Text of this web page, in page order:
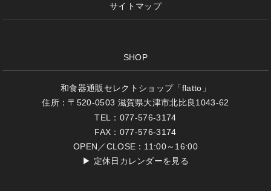
サイトマップ
SHOP
和食器通販セレクトショップ「flatto」
住所：〒520-0503 滋賀県大津市北比良1043-62
TEL：077-576-3174
FAX：077-576-3174
OPEN／CLOSE：11:00～16:00
▶ 定休日カレンダーを見る